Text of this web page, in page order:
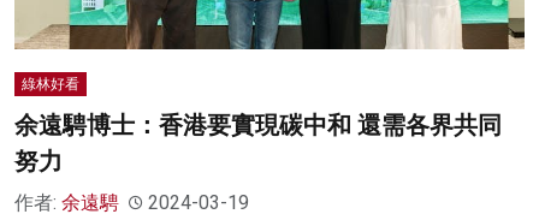
綠林好看
余遠騁博士：香港要實現碳中和 還需各界共同
努力
作者: 余遠騁 2024-03-19